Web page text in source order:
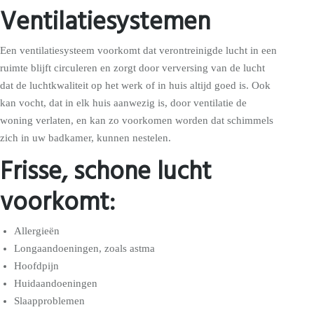
Ventilatiesystemen
Een ventilatiesysteem voorkomt dat verontreinigde lucht in een
ruimte blijft circuleren en zorgt door verversing van de lucht
dat de luchtkwaliteit op het werk of in huis altijd goed is. Ook
kan vocht, dat in elk huis aanwezig is, door ventilatie de
woning verlaten, en kan zo voorkomen worden dat schimmels
zich in uw badkamer, kunnen nestelen.
Frisse, schone lucht
voorkomt:
Allergieën
Longaandoeningen, zoals astma
Hoofdpijn
Huidaandoeningen
Slaapproblemen